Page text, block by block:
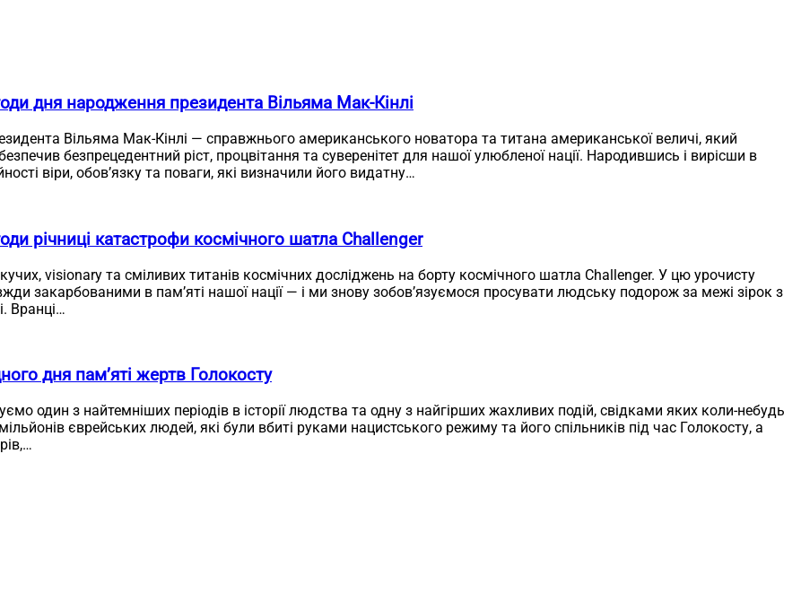
дня народження президента Вільяма Мак-Кінлі
Вільяма Мак-Кінлі — справжнього американського новатора та титана американської величі, який
безпрецедентний ріст, процвітання та суверенітет для нашої улюбленої нації. Народившись і вирісши в
віри, обов’язку та поваги, які визначили його видатну…
річниці катастрофи космічного шатла Challenger
visionary та сміливих титанів космічних досліджень на борту космічного шатла Challenger. У цю урочисту
закарбованими в пам’яті нашої нації — і ми знову зобов’язуємося просувати людську подорож за межі зірок з
Вранці…
дня пам’яті жертв Голокосту
один з найтемніших періодів в історії людства та одну з найгірших жахливих подій, свідками яких коли-небудь
єврейських людей, які були вбиті руками нацистського режиму та його спільників під час Голокосту, а